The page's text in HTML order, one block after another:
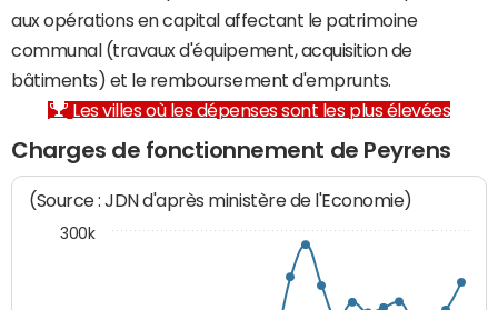
aux opérations en capital affectant le patrimoine
communal (travaux d'équipement, acquisition de
bâtiments) et le remboursement d'emprunts.
Les villes où les dépenses sont les plus élevées
Charges de fonctionnement de Peyrens
(Source : JDN d'après ministère de l'Economie)
300k